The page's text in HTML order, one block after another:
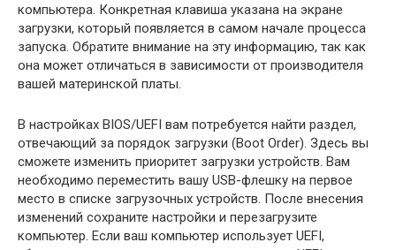
компьютера. Конкретная клавиша указана на экране
загрузки, который появляется в самом начале процесса
запуска. Обратите внимание на эту информацию, так как
она может отличаться в зависимости от производителя
вашей материнской платы.
В настройках BIOS/UEFI вам потребуется найти раздел,
отвечающий за порядок загрузки (Boot Order). Здесь вы
сможете изменить приоритет загрузки устройств. Вам
необходимо переместить вашу USB-флешку на первое
место в списке загрузочных устройств. После внесения
изменений сохраните настройки и перезагрузите
компьютер. Если ваш компьютер использует UEFI,